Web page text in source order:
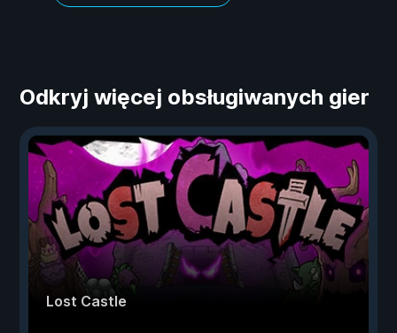
Odkryj więcej obsługiwanych gier
Lost Castle